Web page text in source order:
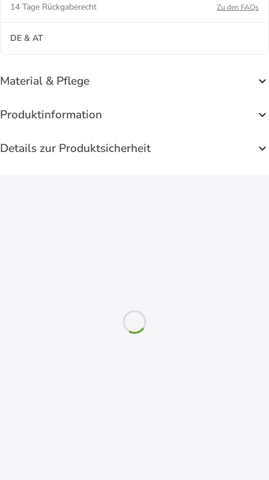
14 Tage Rückgaberecht
Zu den FAQs
DE & AT
Material & Pflege
Produktinformation
Details zur Produktsicherheit